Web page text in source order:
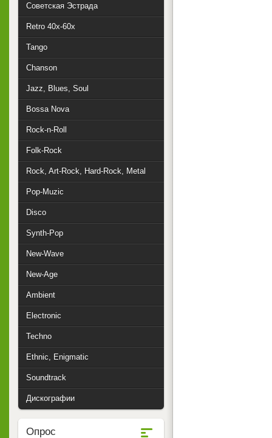
Советская Эстрада
Retro 40x-60x
Tango
Chanson
Jazz, Blues, Soul
Bossa Nova
Rock-n-Roll
Folk-Rock
Rock, Art-Rock, Hard-Rock, Metal
Pop-Muzic
Disco
Synth-Pop
New-Wave
New-Age
Ambient
Electronic
Techno
Ethnic, Enigmatic
Soundtrack
Дискографии
Опрос